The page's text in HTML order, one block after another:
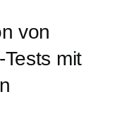
von
mit